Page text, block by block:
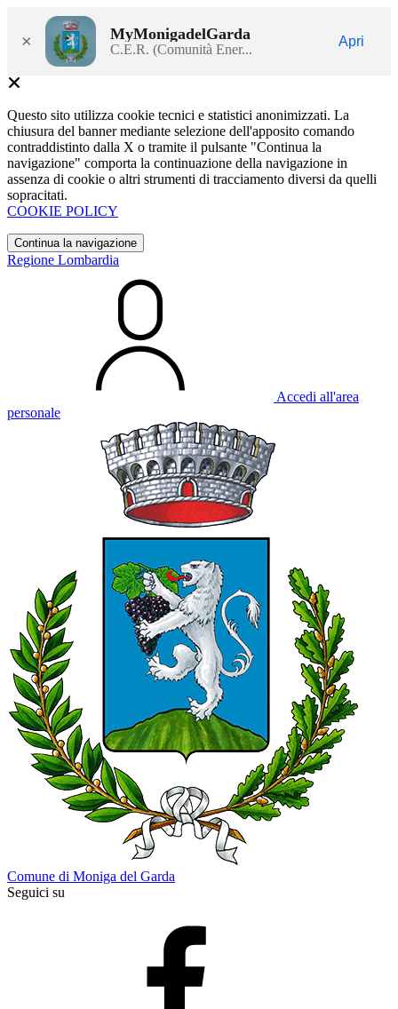
× MyMonigadelGarda
C.E.R. (Comunità Ener...
Apri
Questo sito utilizza cookie tecnici e statistici anonimizzati. La
chiusura del banner mediante selezione dell'apposito comando
contraddistinto dalla X o tramite il pulsante "Continua la
navigazione" comporta la continuazione della navigazione in
assenza di cookie o altri strumenti di tracciamento diversi da quelli
sopracitati.
COOKIE POLICY
Continua la navigazione
Regione Lombardia
Accedi all'area
personale
Comune di Moniga del Garda
Seguici su